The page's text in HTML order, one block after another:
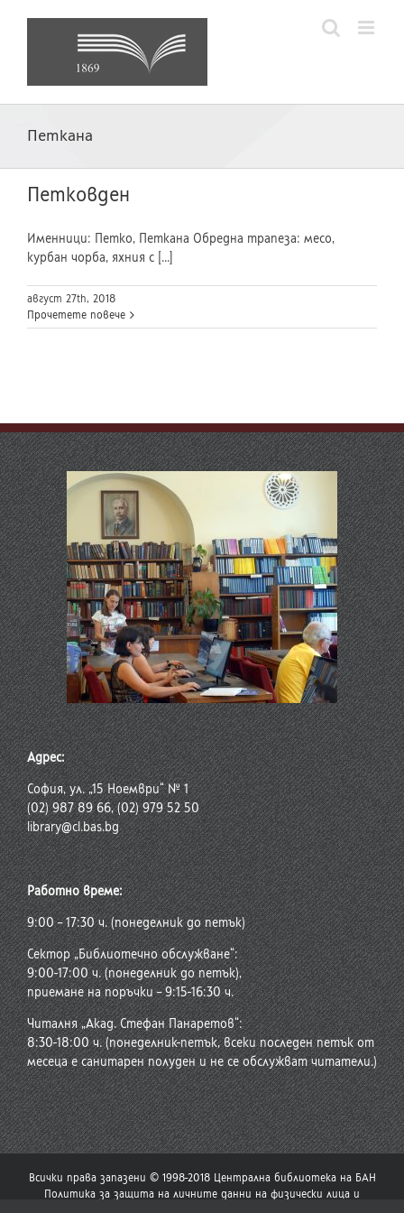
Петкана
Петковден
Именници: Петко, Петкана Обредна трапеза: месо,
курбан чорба, яхния с [...]
август 27th, 2018
Прочетете повече
Адрес:
София, ул. „15 Ноември“ № 1
(02) 987 89 66, (02) 979 52 50
library@cl.bas.bg
Работно време:
9:00 – 17:30 ч. (понеделник до петък)
Сектор „Библиотечно обслужване“:
9:00-17:00 ч. (понеделник до петък),
приемане на поръчки – 9:15-16:30 ч.
Читалня „Акад. Стефан Панаретов“:
8:30-18:00 ч. (понеделник-петък, всеки последен петък от
месеца е санитарен полуден и не се обслужват читатели.)
Всички права запазени © 1998-2018 Централна библиотека на БАН
Политика за защита на личните данни на физически лица и